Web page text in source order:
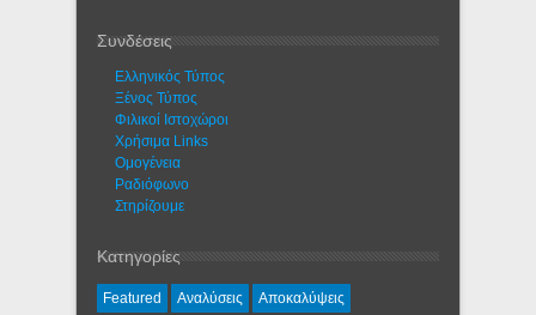
Συνδέσεις
Ελληνικός Τύπος
Ξένος Τύπος
Φιλικοί Ιστοχώροι
Χρήσιμα Links
Ομογένεια
Ραδιόφωνο
Στηρίζουμε
Κατηγορίες
Featured Αναλύσεις
Αποκαλύψεις